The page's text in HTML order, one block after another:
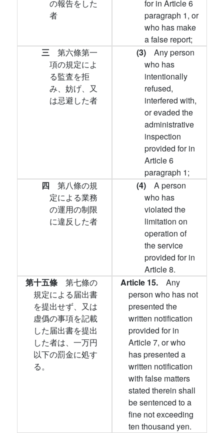
の報告をした
者
for in Article 6
paragraph 1, or
who has make
a false report;
三 第六條第一
項の規定によ
る監査を拒
み、妨げ、又
は忌避した者
(3) Any person
who has
intentionally
refused,
interfered with,
or evaded the
administrative
inspection
provided for in
Article 6
paragraph 1;
四 第八條の規
定による業務
の運用の制限
に違反した者
(4) A person
who has
violated the
limitation on
operation of
the service
provided for in
Article 8.
第十五條 第七條の
規定による届出書
を提出せず、又は
虚僞の事項を記載
した届出書を提出
した者は、一万円
以下の罰金に処す
る。
Article 15. Any
person who has not
presented the
written notification
provided for in
Article 7, or who
has presented a
written notification
with false matters
stated therein shall
be sentenced to a
fine not exceeding
ten thousand yen.